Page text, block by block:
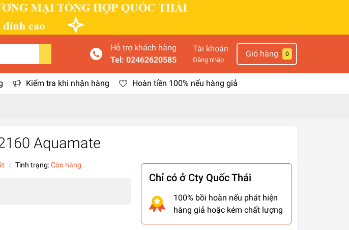
Hỗ trợ khách hàng
Tel: 02462620585
Tài khoản
Đăng nhập
Giỏ hàng 0
Kiểm tra khi nhận hàng Hoàn tiền 100% nếu hàng giả
Aquamate
| Tình trạng:Còn hàng
Chỉ có ở Cty Quốc Thái
100% bồi hoàn nếu phát hiện
hàng giả hoặc kém chất lượng